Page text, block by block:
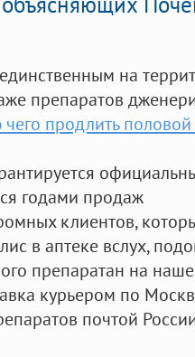
на
препаратов
продлить половой
годами продаж
клиентов,
в аптеке вслух,
препаратан на
курьером по
почтой